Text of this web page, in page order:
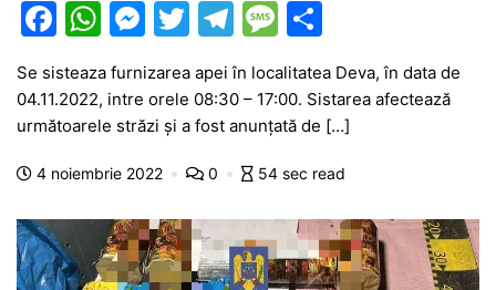
F
c
e
b
o
k
W
h
at
s
A
p
M
s
s
e
g
er
T
itt
er
T
el
e
gr
a
m
M
e
s
s
a
e
ta
je
a
ă
Se sisteaza furnizarea apei în localitatea Deva, în data de
04.11.2022, intre orele 08:30 – 17:00. Sistarea afectează
următoarele străzi și a fost anunțată de […]
4 noiembrie 2022 0 54 sec read